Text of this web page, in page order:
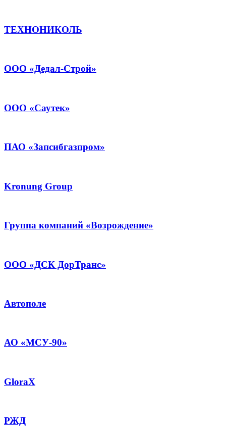
ТЕХНОНИКОЛЬ
ООО «Дедал-Строй»
ООО «Саутек»
ПАО «Запсибгазпром»
Kronung Group
Группа компаний «Возрождение»
ООО «ДСК ДорТранс»
Автополе
АО «МСУ-90»
GloraX
РЖД